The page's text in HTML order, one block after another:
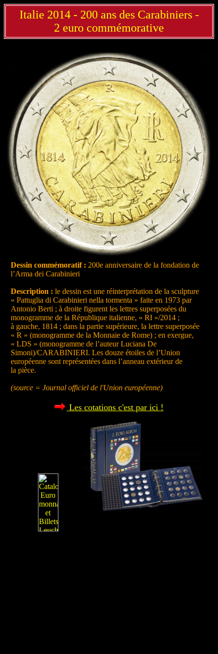
Italie 2014 - 200 ans des Carabiniers -
2 euro commémorative
Dessin commémoratif : 200e anniversaire de la fondation de
l’Arma dei Carabinieri
Description : le dessin est une réinterprétation de la sculpture
« Pattuglia di Carabinieri nella tormenta » faite en 1973 par
Antonio Berti ; à droite figurent les lettres superposées du
monogramme de la République italienne, « RI »/2014 ;
à gauche, 1814 ; dans la partie supérieure, la lettre superposée
« R » (monogramme de la Monnaie de Rome) ; en exergue,
« LDS » (monogramme de l’auteur Luciana De
Simoni)/CARABINIERI. Les douze étoiles de l’Union
européenne sont représentées dans l’anneau extérieur de
la pièce.
(source = Journal officiel de l'Union européenne)
Les cotations c'est par ici !